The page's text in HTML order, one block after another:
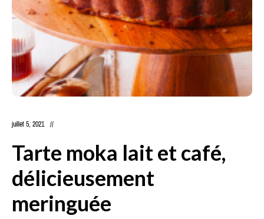
juillet 5, 2021
Tarte moka lait et café,
délicieusement
meringuée